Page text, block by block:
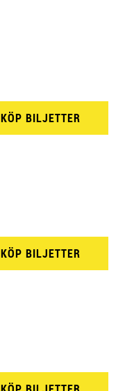
KÖP BILJETTER
KÖP BILJETTER